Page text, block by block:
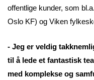
offentlige kunder, som
Oslo KF) og Viken
- Jeg er veldig
til å lede et fantastisk
med komplekse og